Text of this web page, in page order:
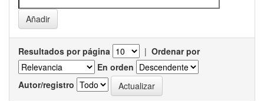
Resultados por página | Ordenar por
En orden
Autor/registro